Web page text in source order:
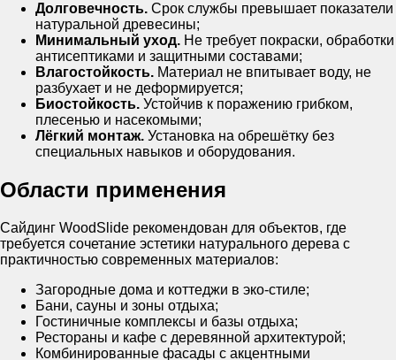
Долговечность. Срок службы превышает показатели
натуральной древесины;
Минимальный уход. Не требует покраски, обработки
антисептиками и защитными составами;
Влагостойкость. Материал не впитывает воду, не
разбухает и не деформируется;
Биостойкость. Устойчив к поражению грибком,
плесенью и насекомыми;
Лёгкий монтаж. Установка на обрешётку без
специальных навыков и оборудования.
Области применения
Сайдинг WoodSlide рекомендован для объектов, где
требуется сочетание эстетики натурального дерева с
практичностью современных материалов:
Загородные дома и коттеджи в эко-стиле;
Бани, сауны и зоны отдыха;
Гостиничные комплексы и базы отдыха;
Рестораны и кафе с деревянной архитектурой;
Комбинированные фасады с акцентными